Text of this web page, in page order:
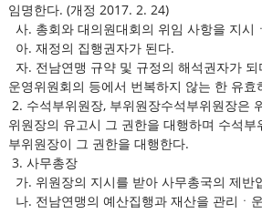
임명한다. (개정 2017. 2. 24)
사. 총회와 대의원대회의 위임 사항을 지시
아. 재정의 집행권자가 된다.
자. 전남연맹 규약 및 규정의 해석권자가 되
운영위원회의 등에서 번복하지 않는 한 유효
2. 수석부위원장, 부위원장수석부위원장은
위원장의 유고시 그 권한을 대행하며 수석부
부위원장이 그 권한을 대행한다.
3. 사무총장
가. 위원장의 지시를 받아 사무총국의 제반
나. 전남연맹의 예산집행과 재산을 관리ㆍ